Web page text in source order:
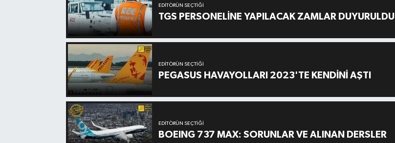
EDITÖRÜN SEÇTIĞI
TGS PERSONELİNE YAPILACAK ZAMLAR DUYURULDU
EDITÖRÜN SEÇTIĞI
PEGASUS HAVAYOLLARI 2023'TE KENDİNİ AŞTI
EDITÖRÜN SEÇTIĞI
BOEING 737 MAX: SORUNLAR VE ALINAN DERSLER